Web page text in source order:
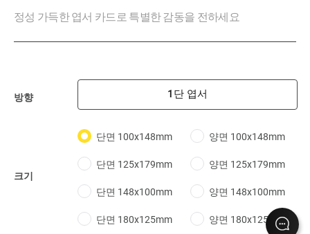
정성 가득한 엽서 카드로 특별한 감동을 전하세요
방향 1단 엽서
크기
단면 100x148mm 양면 100x148mm
단면 125x179mm 양면 125x179mm
단면 148x100mm 양면 148x100mm
단면 180x125mm 양면 180x125mm